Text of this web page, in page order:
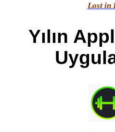
Lost in
Yılın